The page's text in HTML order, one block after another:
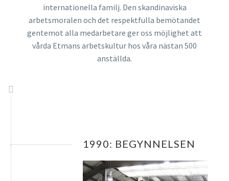
internationella familj. Den skandinaviska
arbetsmoralen och det respektfulla bemötandet
gentemot alla medarbetare ger oss möjlighet att
vårda Etmans arbetskultur hos våra nästan 500
anställda.
1990: BEGYNNELSEN